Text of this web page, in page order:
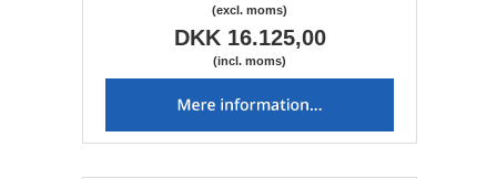
(excl. moms)
DKK 16.125,00
(incl. moms)